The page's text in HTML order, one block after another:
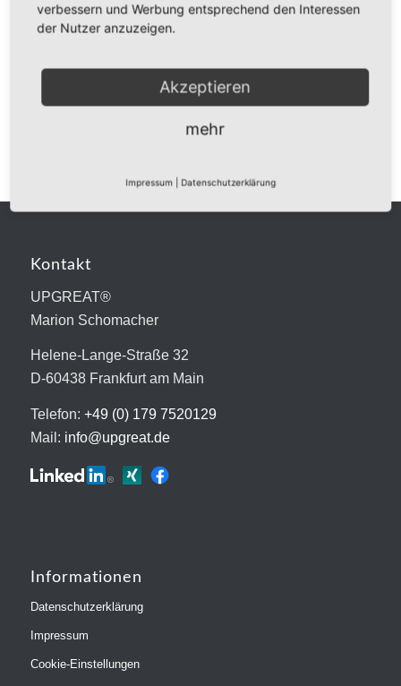
Kontakt
UPGREAT®
Marion Schomacher
Helene-Lange-Straße 32
D-60438 Frankfurt am Main
Telefon: +49 (0) 179 7520129
Mail: info@upgreat.de
Informationen
Datenschutzerklärung
Impressum
Cookie-Einstellungen
verbessern und Werbung entsprechend den Interessen
der Nutzer anzuzeigen.
Akzeptieren
mehr
Impressum Datenschutzerklärung